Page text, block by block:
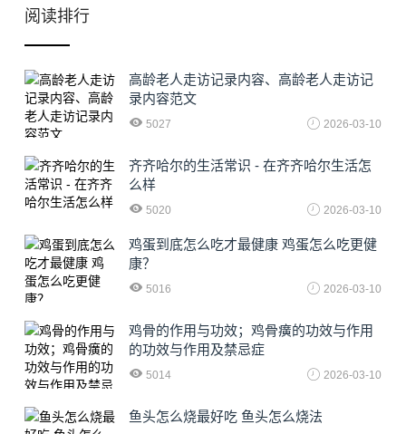
阅读排行
高龄老人走访记录内容、高龄老人走访记
录内容范文
5027 2026-03-10
齐齐哈尔的生活常识 - 在齐齐哈尔生活怎
么样
5020 2026-03-10
鸡蛋到底怎么吃才最健康 鸡蛋怎么吃更健
康？
5016 2026-03-10
鸡骨的作用与功效；鸡骨癀的功效与作用
的功效与作用及禁忌症
5014 2026-03-10
鱼头怎么烧最好吃 鱼头怎么烧法